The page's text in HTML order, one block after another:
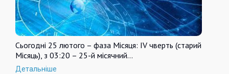
Сьогодні 25 лютого – фаза Місяця: IV чверть (старий
Місяць), з 03:20 – 25-й місячний…
Детальніше